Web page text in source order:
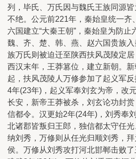
列，毕氏、万氏因与魏氏王族同源
不绝。公元前221年，秦始皇统一齐
六国建立“大秦王朝”，秦始皇为防
魏、齐、楚、韩、燕、赵六国贵族
族万氏则被迫迁至陕西扶风茂陵定居
西汉末年，王莽篡位，建立新朝。
起，扶风茂陵人万修参加了起义军
4年(23年)，起义军奉刘玄为帝，改
长安，新帝王莽被杀，刘玄论功封
信都令。汉更始2年(24年)，刘秀奉
北诸郡皆叛归王郎，独信都太守任
纳刘秀，万修则从任光归顺刘秀，
侯。万修从刘秀攻打河北邯郸击败了